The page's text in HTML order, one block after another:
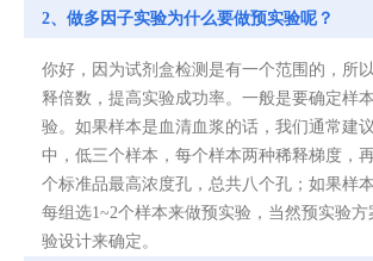
2、做多因子实验为什么要做预实验呢？
你好，因为试剂盒检测是有一个范围的，所
释倍数，提高实验成功率。一般是要确定样
验。如果样本是血清血浆的话，我们通常建
中，低三个样本，每个样本两种稀释梯度，
个标准品最高浓度孔，总共八个孔；如果样
每组选1~2个样本来做预实验，当然预实验
验设计来确定。